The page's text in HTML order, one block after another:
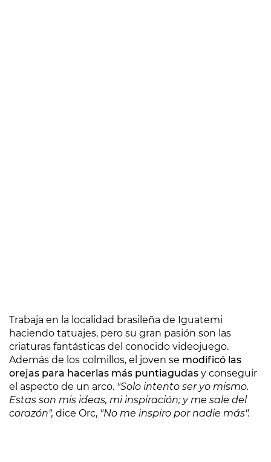
Trabaja en la localidad brasileña de Iguatemi
haciendo tatuajes, pero su gran pasión son las
criaturas fantásticas del conocido videojuego.
Además de los colmillos, el joven se modificó las
orejas para hacerlas más puntiagudas y conseguir
el aspecto de un arco. "Solo intento ser yo mismo.
Estas son mis ideas, mi inspiración; y me sale del
corazón", dice Orc, "No me inspiro por nadie más".